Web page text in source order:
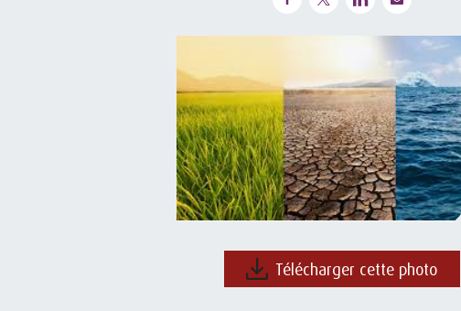
Télécharger cette photo